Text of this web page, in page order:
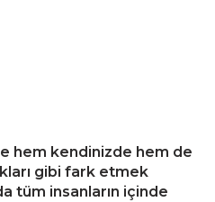
hem kendinizde hem de
gibi fark etmek
tüm insanların içinde